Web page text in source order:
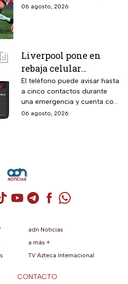
FC 27 y remarcó algunas
2026.
06 agosto, 2026
Liverpool pone en
rebaja celular
CellAllure Bienestar
para adultos mayores
con botón SOS y hasta
6 MSI
El teléfono puede avisar hasta
a cinco contactos durante
una emergencia y cuenta con
envío gratis a domicilio
06 agosto, 2026
de X / Twitter (se abre en una
de Instagram (se abre en una
Cuenta de TikTok (se abre en
Cuenta de YouTube (se abre
Cuenta de Telegram (se
Cuenta de
Cuenta de
adn Noticias
a más +
TV Azteca Internacional
CONTACTO